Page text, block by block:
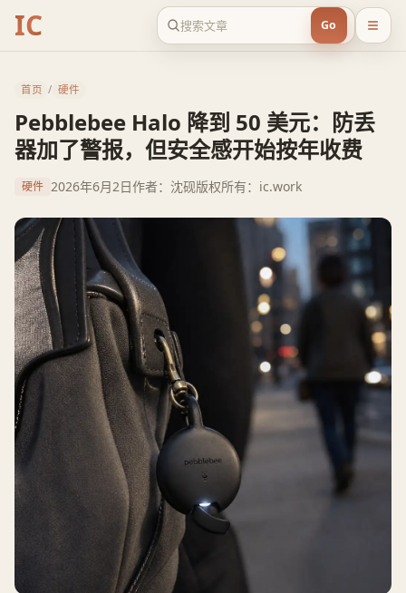
IC Go
首页 / 硬件
Pebblebee Halo 降到 50 美元：防丢
器加了警报，但安全感开始按年收费
硬件 2026年6月2日作者：沈砚版权所有：ic.work